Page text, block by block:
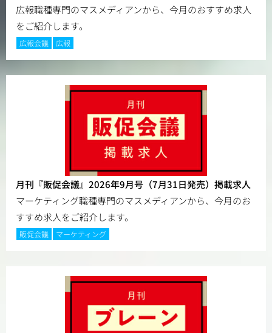
広報職種専門のマスメディアンから、今月のおすすめ求人
をご紹介します。
広報会議 広報
月刊『販促会議』2026年9月号（7月31日発売）掲載求人
マーケティング職種専門のマスメディアンから、今月のお
すすめ求人をご紹介します。
販促会議 マーケティング